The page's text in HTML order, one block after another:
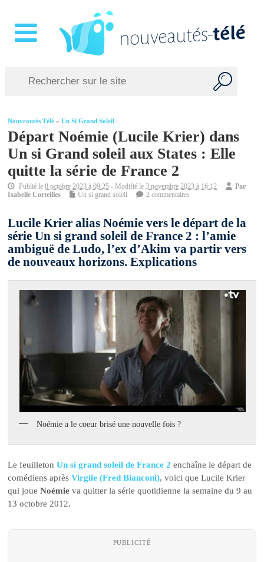
Nouveautés Télé »Un Si Grand Soleil
Départ Noémie (Lucile Krier) dans
Un si Grand soleil aux States : Elle
quitte la série de France 2
Publié le8 octobre 2023 à 09:25 - Modifié le3 novembre 2023 à 16:12
Par
Isabelle Corteilles
Un si grand soleil 2 commentaires
Lucile Krier alias Noémie vers le départ de la
série Un si grand soleil de France 2 : l’amie
ambiguë de Ludo, l’ex d’Akim va partir vers
de nouveaux horizons. Explications
Noémie a le coeur brisé une nouvelle fois ?
Le feuilletonUn si grand soleil de France 2 enchaîne le départ de
comédiens aprèsVirgile (Fred Bianconi), voici que Lucile Krier
qui joueNoémieva quitter la série quotidienne la semaine du 9 au
13 octobre 2012.
PUBLICITÉ